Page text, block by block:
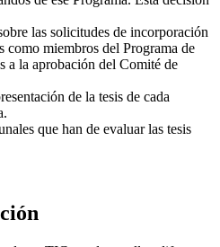
las solicitudes de incorporación
como miembros del Programa de
a la aprobación del Comité de
de la tesis de cada
que han de evaluar las tesis